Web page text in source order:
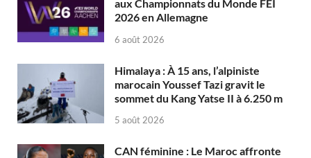
aux Championnats du Monde FEI
2026 en Allemagne
6 août 2026
Himalaya : À 15 ans, l’alpiniste
marocain Youssef Tazi gravit le
sommet du Kang Yatse II à 6.250 m
5 août 2026
CAN féminine : Le Maroc affronte